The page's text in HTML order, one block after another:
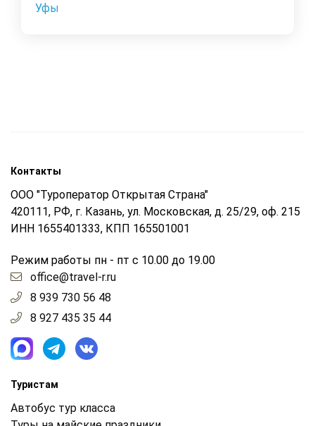
Уфы
Контакты
ООО "Туроператор Открытая Страна"
420111, РФ, г. Казань, ул. Московская, д. 25/29, оф. 215
ИНН 1655401333, КПП 165501001
Режим работы пн - пт с 10.00 до 19.00
office@travel-r.ru
8 939 730 56 48
8 927 435 35 44
Туристам
Автобус тур класса